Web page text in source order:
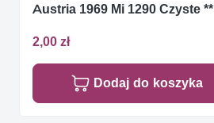
Austria 1969 Mi 1290 Czyste **
2,00 zł
Dodaj do koszyka